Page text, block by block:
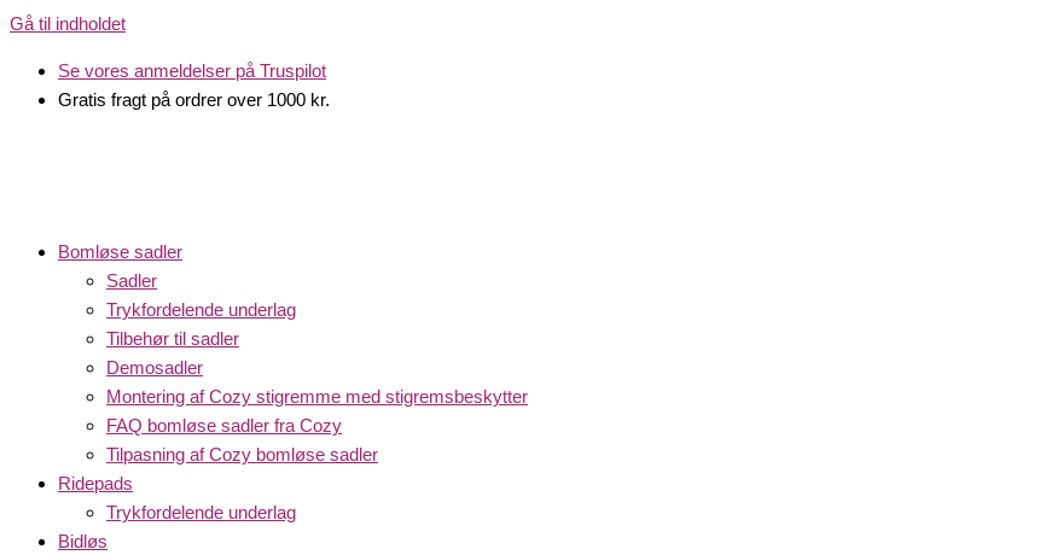
Gå til indholdet
Se vores anmeldelser på Truspilot
Gratis fragt på ordrer over 1000 kr.
Bomløse sadler
Sadler
Trykfordelende underlag
Tilbehør til sadler
Demosadler
Montering af Cozy stigremme med stigremsbeskytter
FAQ bomløse sadler fra Cozy
Tilpasning af Cozy bomløse sadler
Ridepads
Trykfordelende underlag
Bidløs